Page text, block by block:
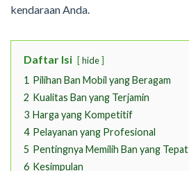
kendaraan Anda.
Daftar Isi hide
1 Pilihan Ban Mobil yang Beragam
2 Kualitas Ban yang Terjamin
3 Harga yang Kompetitif
4 Pelayanan yang Profesional
5 Pentingnya Memilih Ban yang Tepat
6 Kesimpulan